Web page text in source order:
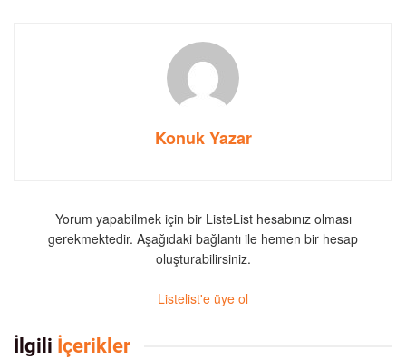
Konuk Yazar
Yorum yapabilmek için bir ListeList hesabınız olması
gerekmektedir. Aşağıdaki bağlantı ile hemen bir hesap
oluşturabilirsiniz.
Listelist'e üye ol
İlgili İçerikler